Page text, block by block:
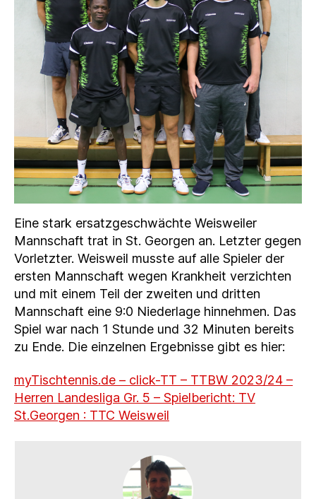
Eine stark ersatzgeschwächte Weisweiler
Mannschaft trat in St. Georgen an. Letzter gegen
Vorletzter. Weisweil musste auf alle Spieler der
ersten Mannschaft wegen Krankheit verzichten
und mit einem Teil der zweiten und dritten
Mannschaft eine 9:0 Niederlage hinnehmen. Das
Spiel war nach 1 Stunde und 32 Minuten bereits
zu Ende. Die einzelnen Ergebnisse gibt es hier:
myTischtennis.de – click-TT – TTBW 2023/24 –
Herren Landesliga Gr. 5 – Spielbericht: TV
St.Georgen : TTC Weisweil